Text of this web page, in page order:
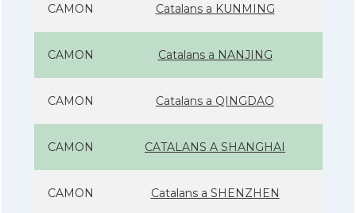
CAMON Catalans a KUNMING
CAMON Catalans a NANJING
CAMON Catalans a QINGDAO
CAMON CATALANS A SHANGHAI
CAMON Catalans a SHENZHEN